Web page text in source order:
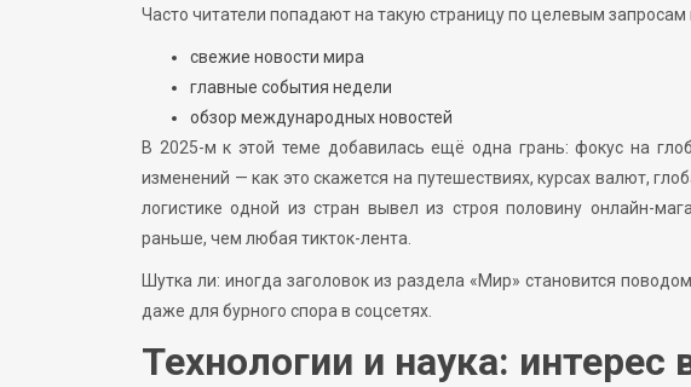
Часто читатели попадают на такую страницу по целевым запросам
свежие новости мира
главные события недели
обзор международных новостей
В 2025-м к этой теме добавилась ещё одна грань: фокус на
изменений — как это скажется на путешествиях, курсах валют,
логистике одной из стран вывел из строя половину онлайн-
раньше, чем любая тикток-лента.
Шутка ли: иногда заголовок из раздела «Мир» становится
даже для бурного спора в соцсетях.
Технологии и наука: интерес